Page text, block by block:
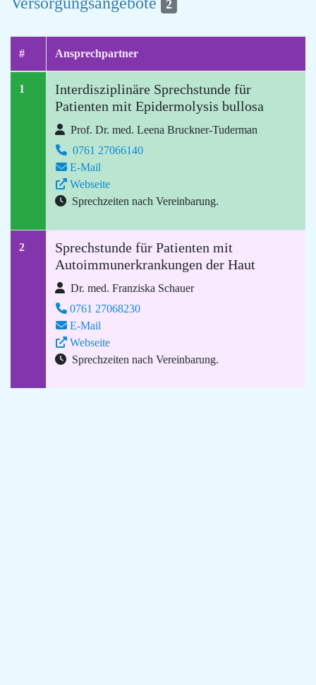
2
# Ansprechpartner
1
Interdisziplinäre Sprechstunde für
Patienten mit Epidermolysis bullosa
Prof. Dr. med. Leena Bruckner-Tuderman
0761 27066140
E-Mail
Webseite
Sprechzeiten nach Vereinbarung.
2
Sprechstunde für Patienten mit
Autoimmunerkrankungen der Haut
Dr. med. Franziska Schauer
0761 27068230
E-Mail
Webseite
Sprechzeiten nach Vereinbarung.